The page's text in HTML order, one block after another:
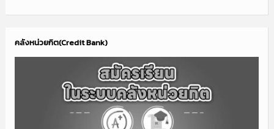
คลังหน่วยกิต(Credit Bank)